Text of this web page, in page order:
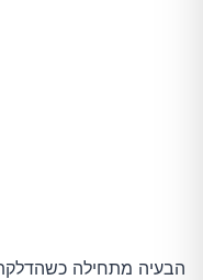
הבעיה מתחילה